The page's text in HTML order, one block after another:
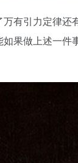
有引力定律还
果做上述一件